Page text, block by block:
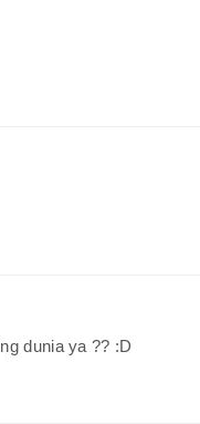
dunia ya ?? :D